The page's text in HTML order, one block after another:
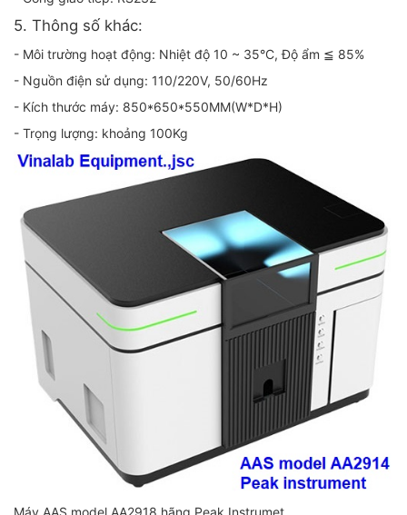
5. Thông số khác:
- Môi trường hoạt động: Nhiệt độ 10 ~ 35°C, Độ ẩm ≦ 85%
- Nguồn điện sử dụng: 110/220V, 50/60Hz
- Kích thước máy: 850*650*550MM(W*D*H)
- Trọng lượng: khoảng 100Kg